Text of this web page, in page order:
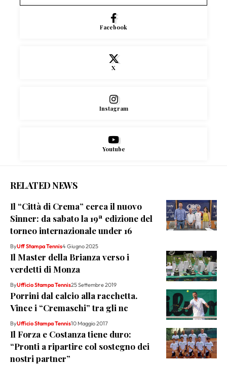
Facebook
X
Instagram
Youtube
RELATED NEWS
Il “Città di Crema” cerca il nuovo
Sinner: da sabato la 19ª edizione del
torneo internazionale under 16
ByUff Stampa Tennis4 Giugno 2025
Il Master della Brianza verso i
verdetti di Monza
ByUfficio Stampa Tennis25 Settembre 2019
Porrini dal calcio alla racchetta.
Vince i “Cremaschi” tra gli nc
ByUfficio Stampa Tennis10 Maggio 2017
Il Forza e Costanza tiene duro:
“Pronti a ripartire col sostegno dei
nostri partner”